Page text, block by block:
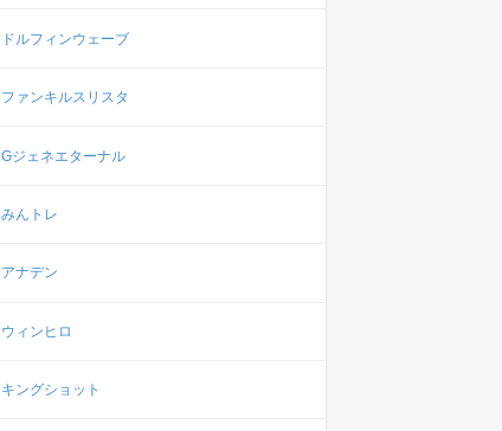
ドルフィンウェーブ
ファンキルスリスタ
Gジェネエターナル
みんトレ
アナデン
ウィンヒロ
キングショット